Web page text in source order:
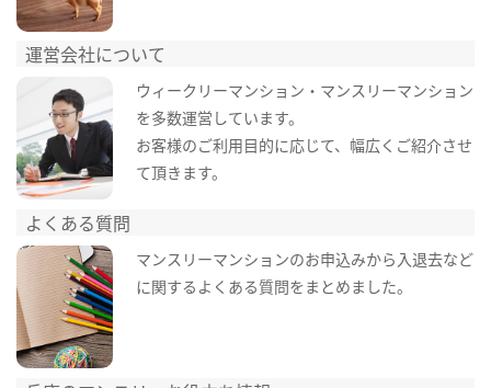
運営会社について
ウィークリーマンション・マンスリーマンション
を多数運営しています。
お客様のご利用目的に応じて、幅広くご紹介させ
て頂きます。
よくある質問
マンスリーマンションのお申込みから入退去など
に関するよくある質問をまとめました。